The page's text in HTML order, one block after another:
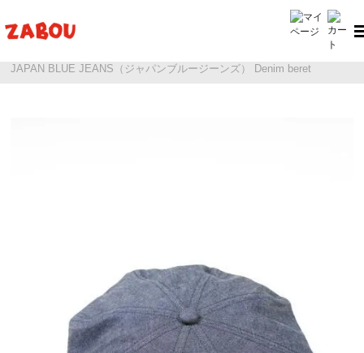
JAPAN BLUE JEANS（ジャパンブルージーンズ） Denim beret